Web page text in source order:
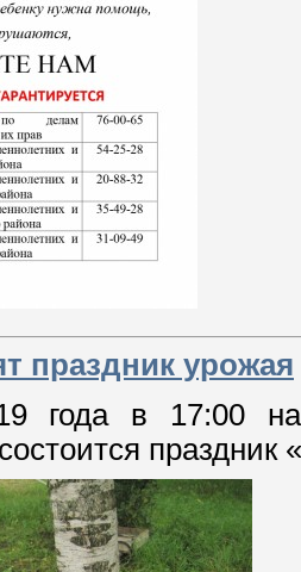
праздник урожая
года в 17:00